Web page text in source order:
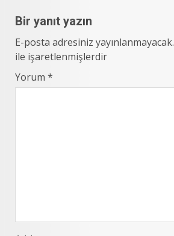
Bir yanıt yazın
E-posta adresiniz yayınlanmayacak.
ile işaretlenmişlerdir
Yorum *